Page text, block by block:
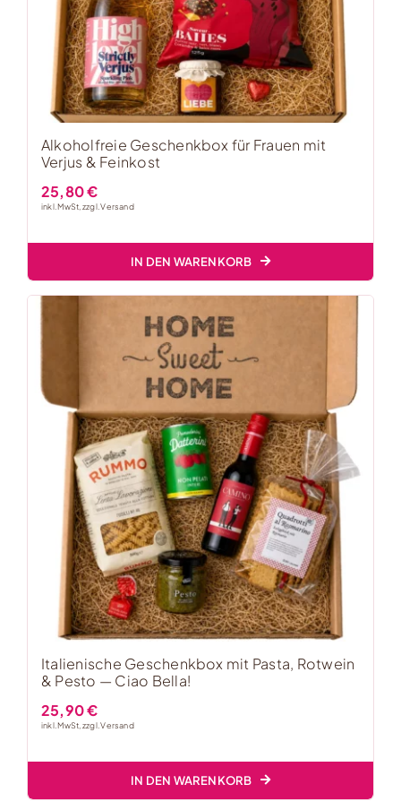
Alkoholfreie Geschenkbox für Frauen mit
Verjus & Feinkost
25,80€
inkl. MwSt, zzgl.Versand
IN DEN WARENKORB
Italienische Geschenkbox mit Pasta, Rotwein
& Pesto — Ciao Bella!
25,90€
inkl. MwSt, zzgl.Versand
IN DEN WARENKORB